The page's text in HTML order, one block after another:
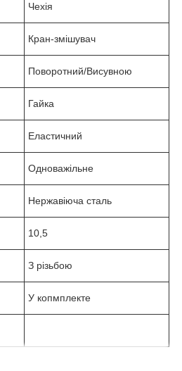
Чехія
Кран-змішувач
Поворотний/Висувною
Гайка
Еластичний
Одноважільне
Нержавіюча сталь
10,5
З різьбою
У копмплекте